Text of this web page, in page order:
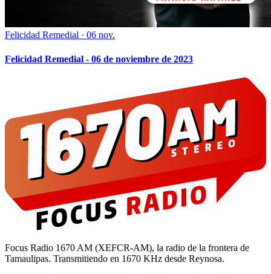
Felicidad Remedial · 06 nov.
Felicidad Remedial - 06 de noviembre de 2023
Focus Radio 1670 AM (XEFCR-AM), la radio de la frontera de
Tamaulipas. Transmitiendo en 1670 KHz desde Reynosa.